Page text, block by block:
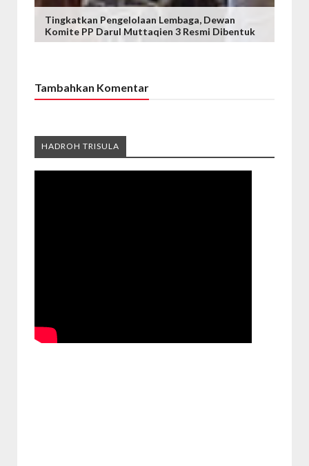
Tingkatkan Pengelolaan Lembaga, Dewan
Komite PP Darul Muttaqien 3 Resmi Dibentuk
Tambahkan Komentar
HADROH TRISULA